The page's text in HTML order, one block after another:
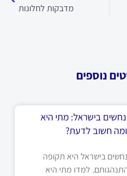
מדבקות לחלונות
נוספים
בישראל: מתי היא
חשוב לדעת?
בישראל היא תקופה
למדו מתי היא